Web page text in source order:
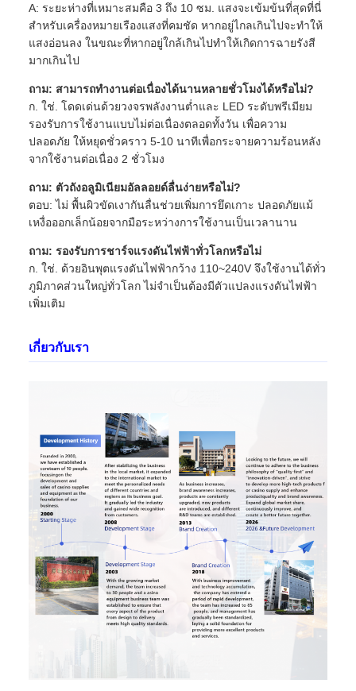
A: ระยะห่างที่เหมาะสมคือ 3 ถึง 10 ซม. แสงจะเข้มข้นที่สุดที่นี่
สำหรับเครื่องหมายเรืองแสงที่คมชัด หากอยู่ไกลเกินไปจะทำให้
แสงอ่อนลง ในขณะที่หากอยู่ใกล้เกินไปทำให้เกิดการฉายรังสี
มากเกินไป
ถาม: สามารถทำงานต่อเนื่องได้นานหลายชั่วโมงได้หรือไม่?
ก. ใช่. โดดเด่นด้วยวงจรพลังงานต่ำและ LED ระดับพรีเมียม
รองรับการใช้งานแบบไม่ต่อเนื่องตลอดทั้งวัน เพื่อความ
ปลอดภัย ให้หยุดชั่วคราว 5-10 นาทีเพื่อกระจายความร้อนหลัง
จากใช้งานต่อเนื่อง 2 ชั่วโมง
ถาม: ตัวถังอลูมิเนียมอัลลอยด์ลื่นง่ายหรือไม่?
ตอบ: ไม่ พื้นผิวขัดเงากันลื่นช่วยเพิ่มการยึดเกาะ ปลอดภัยแม้
เหงื่อออกเล็กน้อยจากมือระหว่างการใช้งานเป็นเวลานาน
ถาม: รองรับการชาร์จแรงดันไฟฟ้าทั่วโลกหรือไม่
ก. ใช่. ด้วยอินพุตแรงดันไฟฟ้ากว้าง 110~240V จึงใช้งานได้ทั่ว
ภูมิภาคส่วนใหญ่ทั่วโลก ไม่จำเป็นต้องมีตัวแปลงแรงดันไฟฟ้า
เพิ่มเติม
เกี่ยวกับเรา